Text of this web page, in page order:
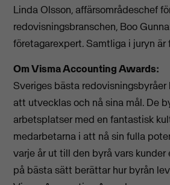
Linda Olsson, affärsområdeschef
redovisningsbranschen, Boo
företagarexpert. Samtliga i juryn är
Om Visma Accounting Awards:
Sveriges bästa redovisningsbyråer
att utvecklas och nå sina mål. De
arbetsplatser med en fantastisk
medarbetarna i att nå sin fulla
varje år ut till den byrå vars kunder
på bästa sätt berättar hur byrån